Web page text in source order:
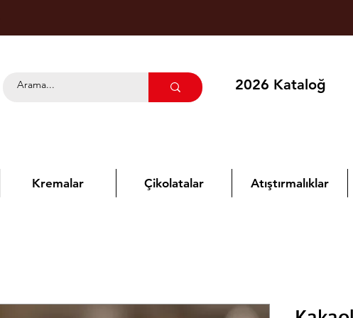
2026 Kataloğ
Kremalar Çikolatalar Atıştırmalıklar